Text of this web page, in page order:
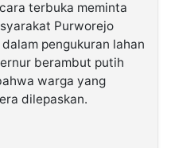
terbuka meminta
Purworejo
dalam pengukuran lahan
berambut putih
warga yang
dilepaskan.